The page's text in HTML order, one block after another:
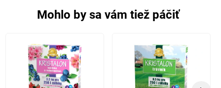
Mohlo by sa vám tiež páčiť